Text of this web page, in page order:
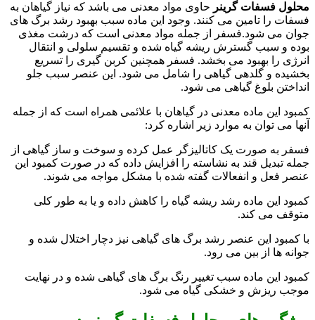
محلول فسفات گرینر حاوی مواد معدنی می باشد که نیاز گیاهان به
فسفات را تامین می کنند. وجود این ماده سبب بهبود رشد برگ های
جوان می شود.فسفر از جمله مواد معدنی است که درشت مغذی
بوده و سبب گسترش ریشه گیاه شده و تقسیم سلولی و انتقال
انرژی را بهبود می بخشد. فسفر همچنین کربن گیری را تسریع
بخشیده و گلدهی گیاهی را شامل می شود. این عنصر سبب جلو
انداختن بلوغ گیاهی می شود.
کمبود این ماده معدنی در گیاهان با علائمی همراه است که از جمله
آنها می توان به موارد زیر اشاره کرد:
فسفر به صورت یک کاتالیزگر عمل کرده و سوخت و ساز گیاهی از
جمله تبدیل قند به نشاسته را افزایش داده که در صورت کمبود این
عنصر فعل و انفعالات گفته شده با مشکل مواجه می شوند.
کمبود این ماده رشد ریشه گیاه را کاهش داده و یا به طور کلی
متوقف می کند.
با کمبود این عنصر رشد برگ های گیاهی نیز دچار اختلال شده و
جوانه ها از بین می رود.
کمبود این ماده سبب تغییر رنگ برگ های گیاهی شده و در نهایت
موجب ریزش و خشکی گیاه می شود.